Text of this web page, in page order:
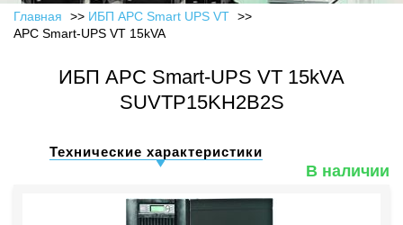
Главная
ИБП APC Smart UPS VT
APC Smart-UPS VT 15kVA
ИБП APC Smart-UPS VT 15kVA
SUVTP15KH2B2S
Технические характеристики
В наличии